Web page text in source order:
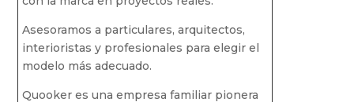
Asesoramos a particulares, arquitectos,
interioristas y profesionales para elegir el
modelo más adecuado.
Quooker es una empresa familiar pionera